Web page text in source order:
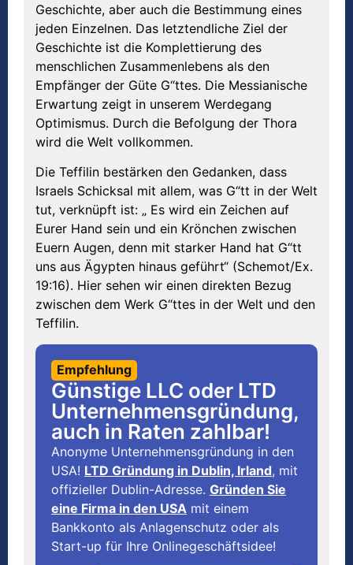
Geschichte, aber auch die Bestimmung eines
jeden Einzelnen. Das letztendliche Ziel der
Geschichte ist die Komplettierung des
menschlichen Zusammenlebens als den
Empfänger der Güte G“ttes. Die Messianische
Erwartung zeigt in unserem Werdegang
Optimismus. Durch die Befolgung der Thora
wird die Welt vollkommen.
Die Teffilin bestärken den Gedanken, dass
Israels Schicksal mit allem, was G“tt in der Welt
tut, verknüpft ist: „ Es wird ein Zeichen auf
Eurer Hand sein und ein Krönchen zwischen
Euern Augen, denn mit starker Hand hat G“tt
uns aus Ägypten hinaus geführt“ (Schemot/Ex.
19:16). Hier sehen wir einen direkten Bezug
zwischen dem Werk G“ttes in der Welt und den
Teffilin.
Empfehlung
Günstige LLC oder LTD
Unternehmensgründung,
auch in Raten zahlbar!
Anonyme Unternehmensgründung in den
USA! LTD Gründung in Dublin, Irland, mit
offizieller Dublin-Adresse. Gründen Sie
eine Firma in den USA mit einem
Bankkonto als Anlagenschutz oder als
Start-up für Ihre Onlinegeschäftsidee!